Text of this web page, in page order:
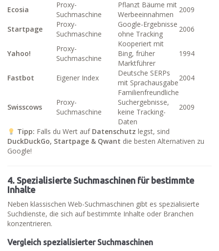
Ecosia
Proxy-
Suchmaschine
Pflanzt Bäume mit
Werbeeinnahmen
2009
Startpage
Proxy-
Suchmaschine
Google-Ergebnisse
ohne Tracking
2006
Yahoo!
Proxy-
Suchmaschine
Kooperiert mit
Bing, früher
Marktführer
1994
Fastbot Eigener Index
Deutsche SERPs
mit Sprachausgabe
2004
Swisscows
Proxy-
Suchmaschine
Familienfreundliche
Suchergebnisse,
keine Tracking-
Daten
2009
Tipp: Falls du Wert auf Datenschutz legst, sind
DuckDuckGo, Startpage & Qwant die besten Alternativen zu
Google!
4. Spezialisierte Suchmaschinen für bestimmte
Inhalte
Neben klassischen Web-Suchmaschinen gibt es spezialisierte
Suchdienste, die sich auf bestimmte Inhalte oder Branchen
konzentrieren.
Vergleich spezialisierter Suchmaschinen